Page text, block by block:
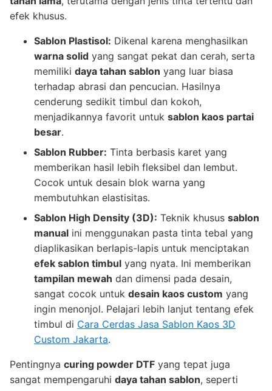
efek khusus.
Sablon Plastisol: Dikenal karena menghasilkan
warna solid yang sangat pekat dan cerah, serta
memiliki daya tahan sablon yang luar biasa
terhadap abrasi dan pencucian. Hasilnya
cenderung sedikit timbul dan kokoh,
menjadikannya favorit untuk sablon kaos partai
besar.
Sablon Rubber: Tinta berbasis karet yang
memberikan hasil lebih fleksibel dan lembut.
Cocok untuk desain blok warna yang
membutuhkan elastisitas.
Sablon High Density (3D): Teknik khusus sablon
manual ini menggunakan pasta tinta tebal yang
diaplikasikan berlapis-lapis untuk menciptakan
efek sablon timbul yang nyata. Ini memberikan
tampilan mewah dan dimensi pada desain,
sangat cocok untuk desain kaos custom yang
ingin menonjol. Pelajari lebih lanjut tentang efek
timbul di Cara Cerdas Jasa Sablon Kaos 3D
Custom Jakarta.
Pentingnya curing powder DTF yang tepat juga
sangat mempengaruhi daya tahan sablon, seperti